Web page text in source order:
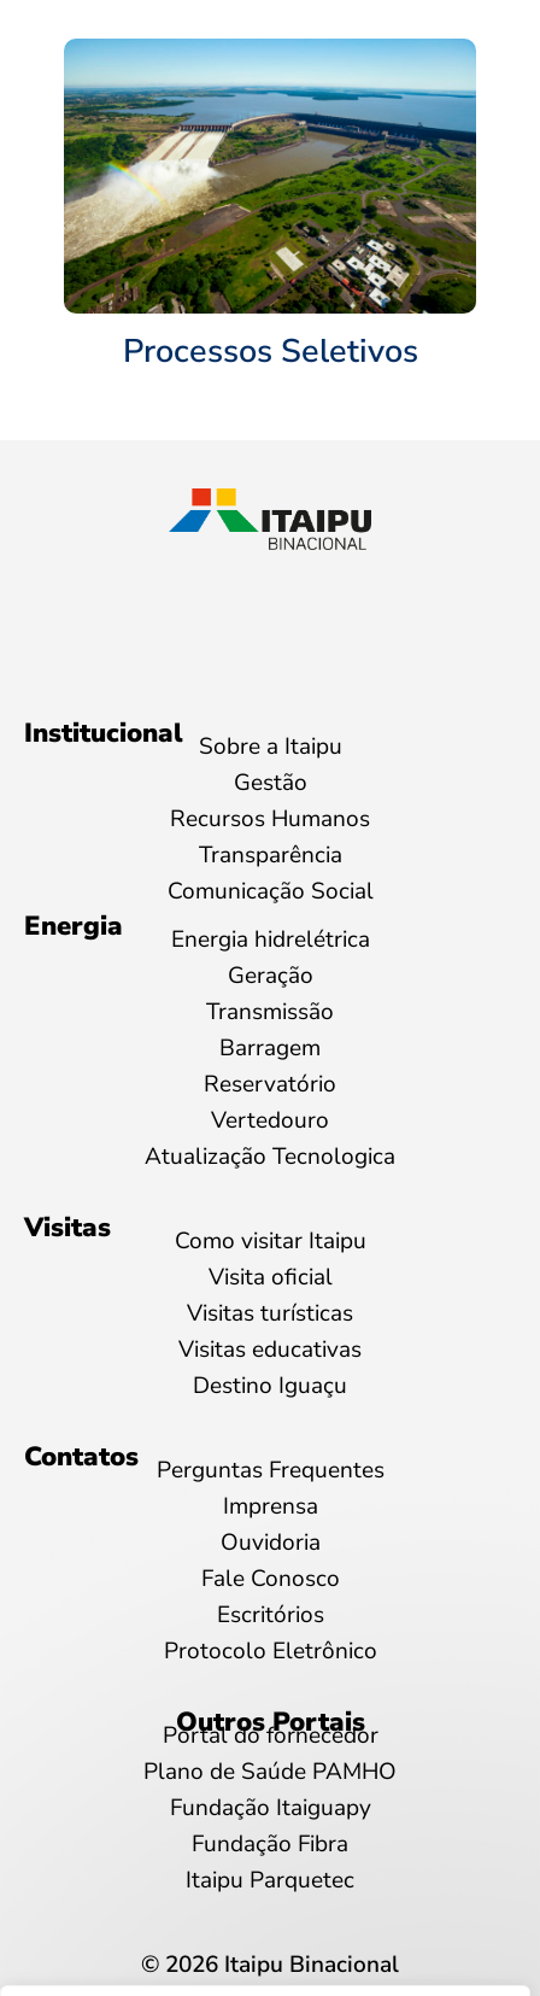
Processos Seletivos
Institucional Sobre a Itaipu
Gestão
Recursos Humanos
Transparência
Comunicação Social
Energia
Energia hidrelétrica
Geração
Transmissão
Barragem
Reservatório
Vertedouro
Atualização Tecnologica
Visitas
Como visitar Itaipu
Visita oficial
Visitas turísticas
Visitas educativas
Destino Iguaçu
Contatos
Perguntas Frequentes
Imprensa
Ouvidoria
Fale Conosco
Escritórios
Protocolo Eletrônico
Outros Portais
Portal do fornecedor
Plano de Saúde PAMHO
Fundação Itaiguapy
Fundação Fibra
Itaipu Parquetec
© 2026 Itaipu Binacional